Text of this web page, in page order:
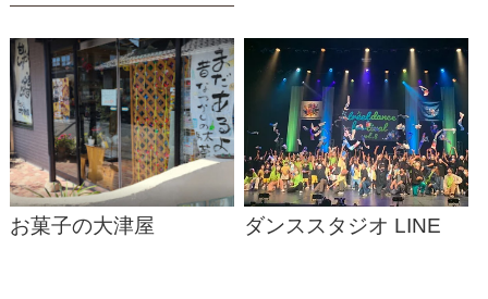
お菓子の大津屋 ダンススタジオ LINE